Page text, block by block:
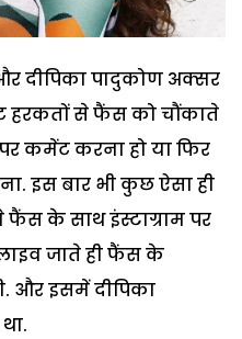
दीपिका पादुकोण अक्सर
हरकतों से फैंस को चौंकाते
कमेंट करना हो या फिर
इस बार भी कुछ ऐसा ही
के साथ इंस्टाग्राम पर
जाते ही फैंस के
और इसमें दीपिका